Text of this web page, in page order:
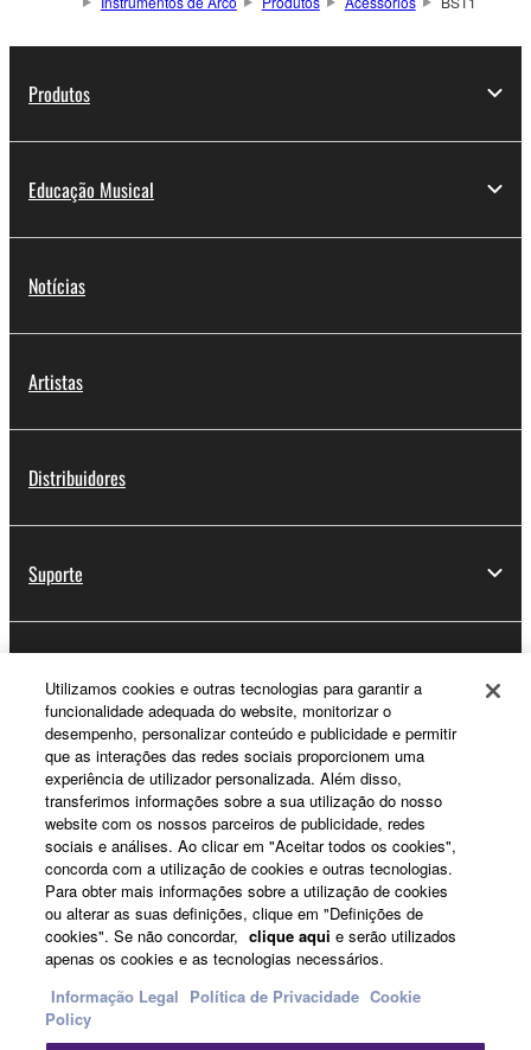
Produtos
Educação Musical
Notícias
Artistas
Distribuidores
Suporte
Sobre a Yamaha
Portugal - Portuguese
Negócio
Utilizamos cookies e outras tecnologias para garantir a
funcionalidade adequada do website, monitorizar o
desempenho, personalizar conteúdo e publicidade e permitir
que as interações das redes sociais proporcionem uma
experiência de utilizador personalizada. Além disso,
transferimos informações sobre a sua utilização do nosso
website com os nossos parceiros de publicidade, redes
sociais e análises. Ao clicar em "Aceitar todos os cookies",
concorda com a utilização de cookies e outras tecnologias.
Para obter mais informações sobre a utilização de cookies
ou alterar as suas definições, clique em "Definições de
cookies". Se não concordar, clique aqui e serão utilizados
apenas os cookies e as tecnologias necessários.
Informação Legal Política de Privacidade Cookie
Policy